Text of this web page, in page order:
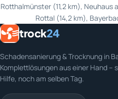
Rotthalmünster (11,2 km), Neuhaus
Rottal (14,2 km),
trock24
Schadensanierung & Trocknung in
Komplettlösungen aus einer Hand –
Hilfe, noch am selben Tag.